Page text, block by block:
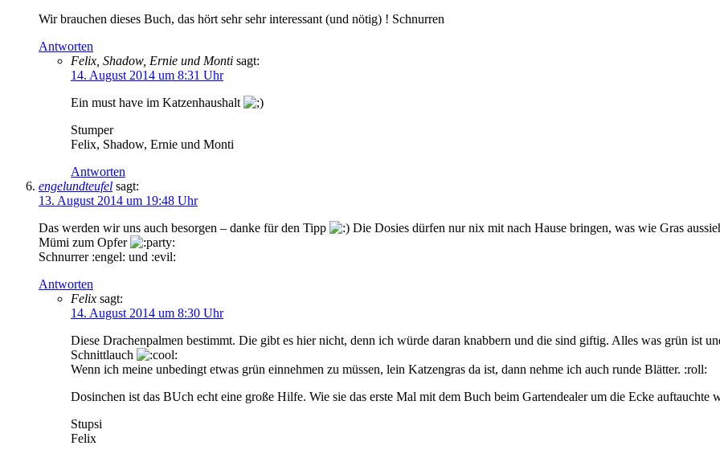
Wir brauchen dieses Buch, das hört sehr sehr interessant (und nötig) ! Schnurren
Antworten
Felix, Shadow, Ernie und Monti sagt:
14. August 2014 um 8:31 Uhr
Ein must have im Katzenhaushalt
Stumper
Felix, Shadow, Ernie und Monti
Antworten
engelundteufel sagt:
13. August 2014 um 19:48 Uhr
Das werden wir uns auch besorgen – danke für den Tipp
Die Dosies dürfen nur nix mit nach Hause bringen, was wie Gras
Mümi zum Opfer
Schnurrer :engel: und :evil:
Antworten
Felix sagt:
14. August 2014 um 8:30 Uhr
Diese Drachenpalmen bestimmt. Die gibt es hier nicht, denn ich würde daran knabbern und die sind giftig. Alles was grün ist
Schnittlauch
Wenn ich meine unbedingt etwas grün einnehmen zu müssen, lein Katzengras da ist, dann nehme ich auch runde Blätter. :roll:
Dosinchen ist das BUch echt eine große Hilfe. Wie sie das erste Mal mit dem Buch beim Gartendealer um die Ecke auftauchte
Stupsi
Felix